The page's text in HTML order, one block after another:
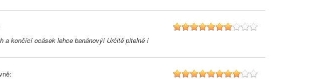
a končící ocásek lehce banánový! Určitě pitelné !
7
8